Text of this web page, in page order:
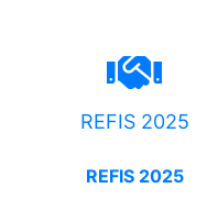
REFIS 2025
REFIS 2025